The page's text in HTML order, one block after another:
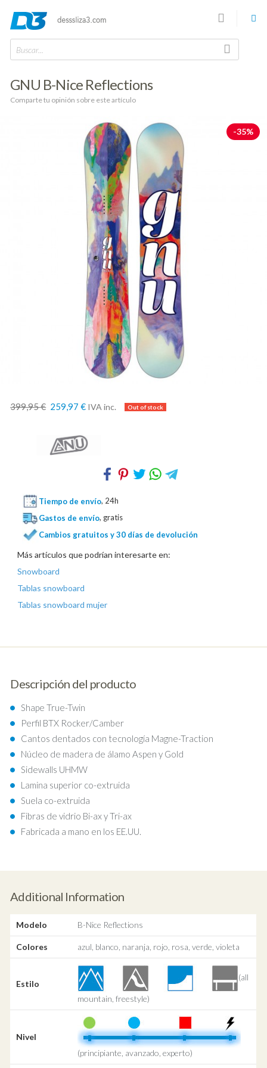
Buscar...
GNU B-Nice Reflections
Comparte tu opinión sobre este artículo
-35%
399,95 € 259,97 € IVA inc.
Tiempo de envío, 24h
Gastos de envío, gratis
Cambios gratuitos y 30 días de devolución
Más artículos que podrían interesarte en:
Snowboard
Tablas snowboard
Tablas snowboard mujer
Descripción del producto
Shape True-Twin
Perfil BTX Rocker/Camber
Cantos dentados con tecnología Magne-Traction
Núcleo de madera de álamo Aspen y Gold
Sidewalls UHMW
Lamina superior co-extruida
Suela co-extruida
Fibras de vidrio Bi-ax y Tri-ax
Fabricada a mano en los EE.UU.
Additional Information
Modelo B-Nice Reflections
Colores azul, blanco, naranja, rojo, rosa, verde, violeta
Estilo
(all
mountain, freestyle)
Nivel
(principiante, avanzado, experto)